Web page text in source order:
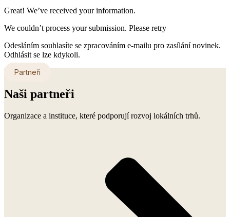
Great! We’ve received your information.
We couldn’t process your submission. Please retry
Odesláním souhlasíte se zpracováním e-mailu pro zasílání novinek.
Odhlásit se lze kdykoli.
Partneři
Naši partneři
Organizace a instituce, které podporují rozvoj lokálních trhů.